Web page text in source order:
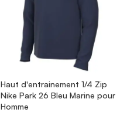
Haut d'entrainement 1/4 Zip
Nike Park 26 Bleu Marine pour
Homme